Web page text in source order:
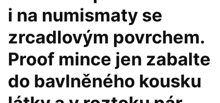
i na numismaty se
zrcadlovým povrchem.
Proof mince jen zabalte
do bavlněného kousku